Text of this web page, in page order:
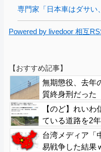
専門家「日本車はダサい
Powered by livedoor 相互
【おすすめ記事】
無期懲役、去年
質終身刑だった
【のど】れい
ている道路を2
してしまう
台湾メディア「
易戦争した結果